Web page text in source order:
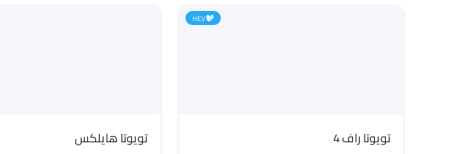
HEV
تويوتا راف 4 تويوتا هايلكس